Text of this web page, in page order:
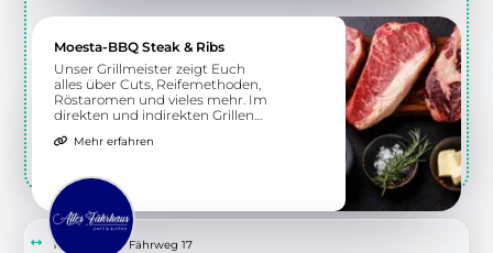
Moesta-BBQ Steak & Ribs
Unser Grillmeister zeigt Euch
alles über Cuts, Reifemethoden,
Röstaromen und vieles mehr. Im
direkten und indirekten Grillen
die richtige Zubereitung
Mehr erfahren
10.43 km
Fährweg 17